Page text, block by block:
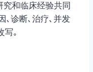
和临床经验共同
､诊断､治疗､并发
写｡